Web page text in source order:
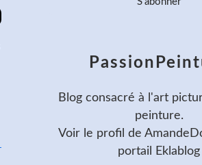
Blog consacré à l'art
peinture.
Voir le profil de
portail Eklablog